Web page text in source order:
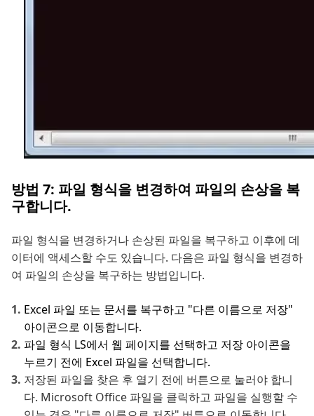
방법 7: 파일 형식을 변경하여 파일의 손상을 복
구합니다.
파일 형식을 변경하거나 손상된 파일을 복구하고 이후에 데
이터에 액세스할 수도 있습니다. 다음은 파일 형식을 변경하
여 파일의 손상을 복구하는 방법입니다.
Excel 파일 또는 문서를 복구하고 "다른 이름으로 저장"
아이콘으로 이동합니다.
파일 형식 LS에서 웹 페이지를 선택하고 저장 아이콘을
누르기 전에 Excel 파일을 선택합니다.
저장된 파일을 찾은 후 열기 전에 버튼으로 눌러야 합니
다. Microsoft Office 파일을 클릭하고 파일을 실행할 수